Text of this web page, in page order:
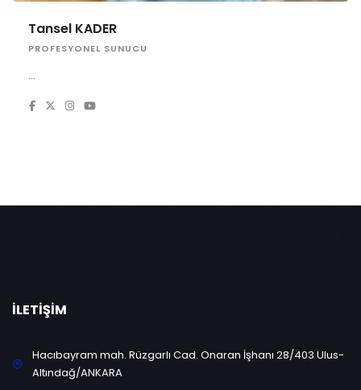
Tansel KADER
PROFESYONEL SUNUCU
...
İLETIŞIM
Hacıbayram mah. Rüzgarlı Cad. Onaran İşhanı 28/403 Ulus-
Altındağ/ANKARA